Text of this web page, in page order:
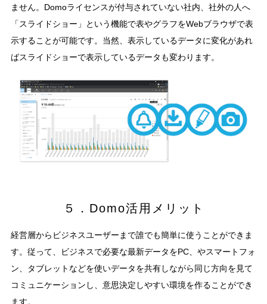
ません。Domoライセンスが付与されていない社内、社外の人へ
「スライドショー」という機能で表やグラフをWebブラウザで表
示することが可能です。当然、表示しているデータに変化があれ
ばスライドショーで表示しているデータも変わります。
５．Domo活用メリット
経営層からビジネスユーザーまで誰でも簡単に使うことができま
す。従って、ビジネスで必要な最新データをPC、やスマートフォ
ン、タブレットなどを使いデータを共有しながら同じ方向を見て
コミュニケーションし、意思決定しやすい環境を作ることができ
ます。